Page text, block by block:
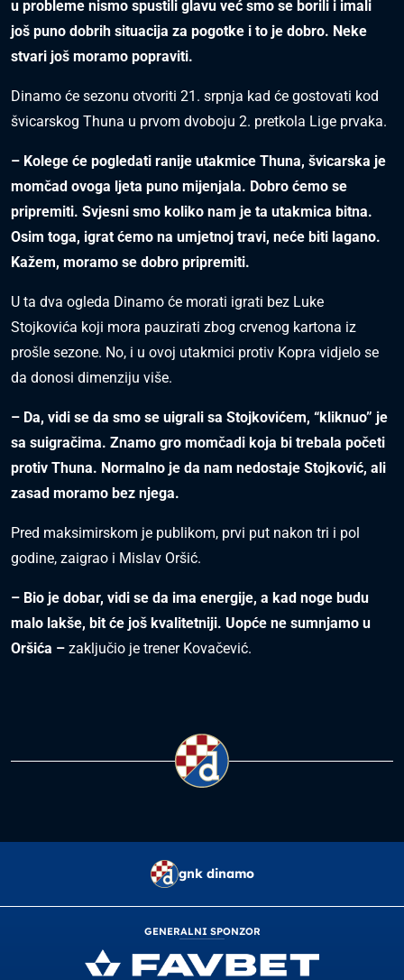
u probleme nismo spustili glavu već smo se borili i imali
još puno dobrih situacija za pogotke i to je dobro. Neke
stvari još moramo popraviti.
Dinamo će sezonu otvoriti 21. srpnja kad će gostovati kod
švicarskog Thuna u prvom dvoboju 2. pretkola Lige prvaka.
– Kolege će pogledati ranije utakmice Thuna, švicarska je
momčad ovoga ljeta puno mijenjala. Dobro ćemo se
pripremiti. Svjesni smo koliko nam je ta utakmica bitna.
Osim toga, igrat ćemo na umjetnoj travi, neće biti lagano.
Kažem, moramo se dobro pripremiti.
U ta dva ogleda Dinamo će morati igrati bez Luke
Stojkovića koji mora pauzirati zbog crvenog kartona iz
prošle sezone. No, i u ovoj utakmici protiv Kopra vidjelo se
da donosi dimenziju više.
– Da, vidi se da smo se uigrali sa Stojkovićem, “kliknuo” je
sa suigračima. Znamo gro momčadi koja bi trebala početi
protiv Thuna. Normalno je da nam nedostaje Stojković, ali
zasad moramo bez njega.
Pred maksimirskom je publikom, prvi put nakon tri i pol
godine, zaigrao i Mislav Oršić.
– Bio je dobar, vidi se da ima energije, a kad noge budu
malo lakše, bit će još kvalitetniji. Uopće ne sumnjamo u
Oršića – zaključio je trener Kovačević.
gnk dinamo
GENERALNI SPONZOR